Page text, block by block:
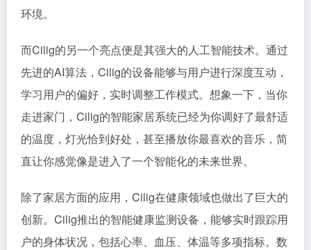
环境。
而Cilig的另一个亮点便是其强大的人工智能技术。通过
先进的AI算法，Cilig的设备能够与用户进行深度互动，
学习用户的偏好，实时调整工作模式。想象一下，当你
走进家门，Cilig的智能家居系统已经为你调好了最舒适
的温度，灯光恰到好处，甚至播放你最喜欢的音乐，简
直让你感觉像是进入了一个智能化的未来世界。
除了家居方面的应用，Cilig在健康领域也做出了巨大的
创新。Cilig推出的智能健康监测设备，能够实时跟踪用
户的身体状况，包括心率、血压、体温等多项指标。数